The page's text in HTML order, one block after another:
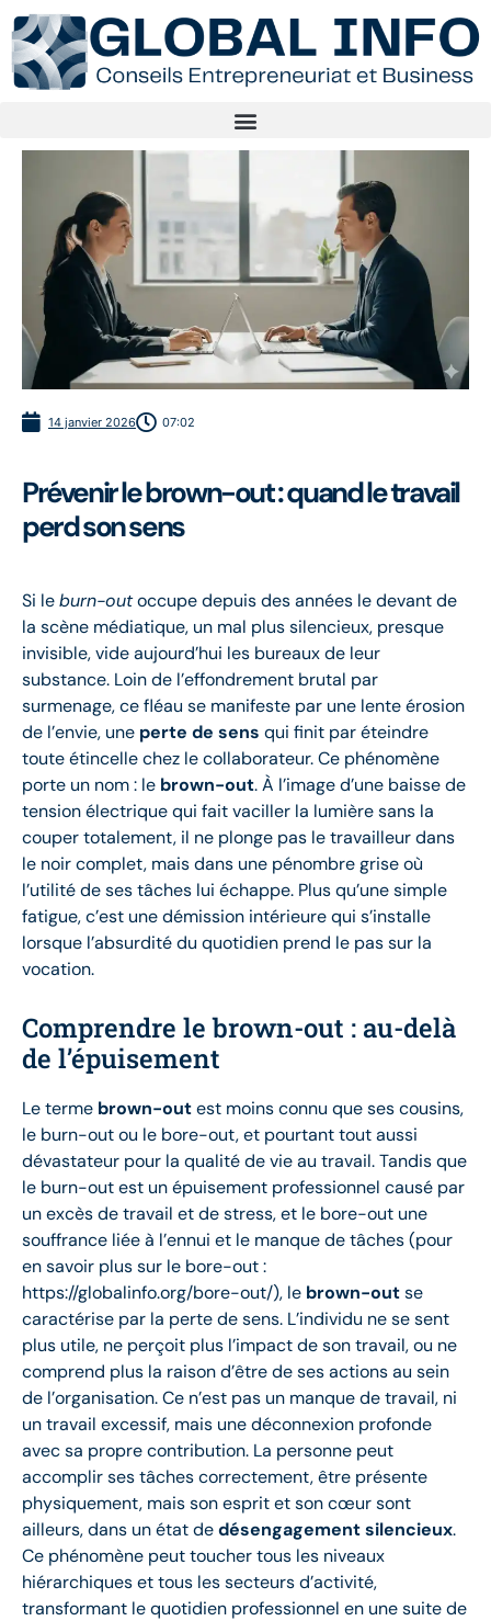
14 janvier 2026 07:02
Prévenir le brown-out : quand le travail
perd son sens
Si leburn-outoccupe depuis des années le devant de
la scène médiatique, un mal plus silencieux, presque
invisible, vide aujourd’hui les bureaux de leur
substance. Loin de l’effondrement brutal par
surmenage, ce fléau se manifeste par une lente érosion
de l’envie, une perte de sens qui finit par éteindre
toute étincelle chez le collaborateur. Ce phénomène
porte un nom : le brown-out. À l’image d’une baisse de
tension électrique qui fait vaciller la lumière sans la
couper totalement, il ne plonge pas le travailleur dans
le noir complet, mais dans une pénombre grise où
l’utilité de ses tâches lui échappe. Plus qu’une simple
fatigue, c’est une démission intérieure qui s’installe
lorsque l’absurdité du quotidien prend le pas sur la
vocation.
Comprendre le brown-out : au-delà
de l’épuisement
Le terme brown-outest moins connu que ses cousins,
le burn-out ou le bore-out, et pourtant tout aussi
dévastateur pour la qualité de vie au travail. Tandis que
le burn-out est un épuisement professionnel causé par
un excès de travail et de stress, et le bore-out une
souffrance liée à l’ennui et le manque de tâches (pour
en savoir plus sur le bore-out :
https://globalinfo.org/bore-out/), le brown-outse
caractérise par la perte de sens. L’individu ne se sent
plus utile, ne perçoit plus l’impact de son travail, ou ne
comprend plus la raison d’être de ses actions au sein
de l’organisation. Ce n’est pas un manque de travail, ni
un travail excessif, mais une déconnexion profonde
avec sa propre contribution. La personne peut
accomplir ses tâches correctement, être présente
physiquement, mais son esprit et son cœur sont
ailleurs, dans un état dedésengagement silencieux.
Ce phénomène peut toucher tous les niveaux
hiérarchiques et tous les secteurs d’activité,
transformant le quotidien professionnel en une suite de